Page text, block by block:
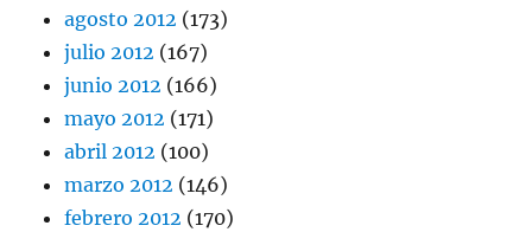
agosto 2012 (173)
julio 2012 (167)
junio 2012 (166)
mayo 2012 (171)
abril 2012 (100)
marzo 2012 (146)
febrero 2012 (170)